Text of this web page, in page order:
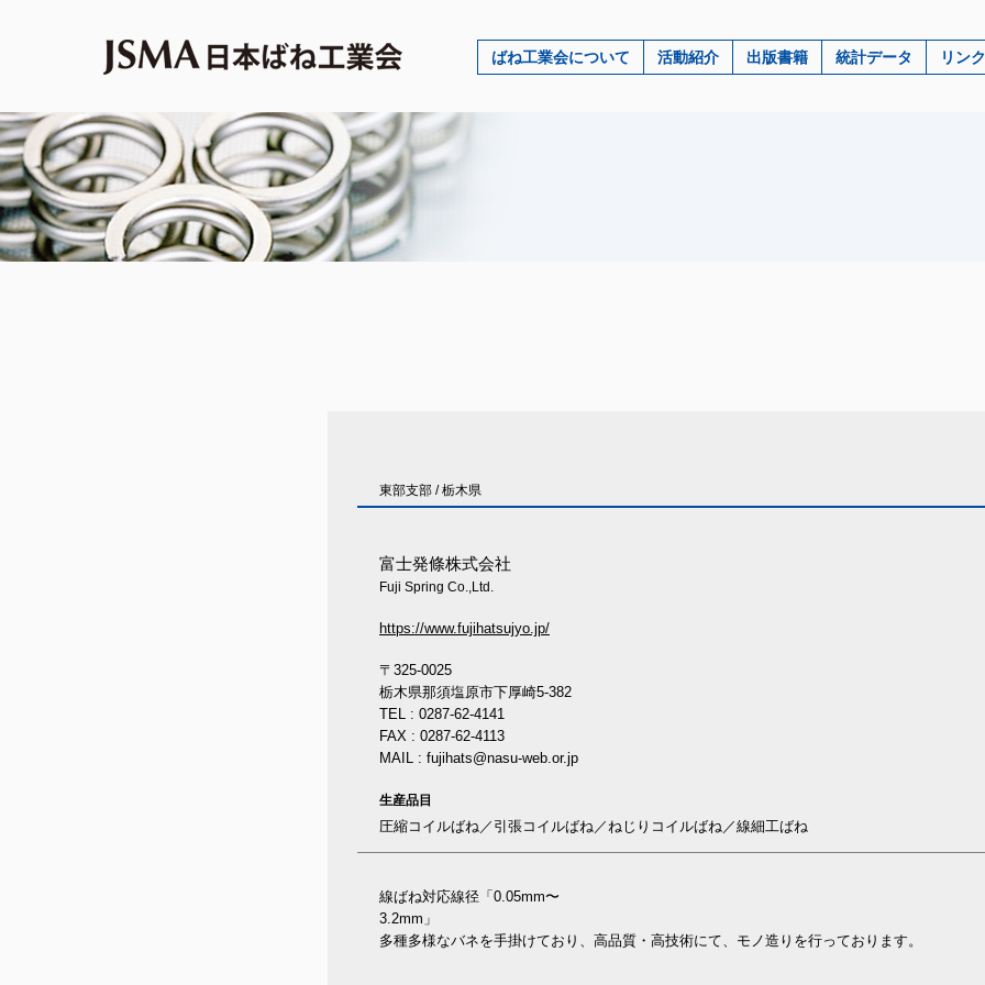
ばね工業会について 活動紹介 出版書籍 統計データ リン
東部支部 /栃木県
富士発條株式会社
Fuji Spring Co.,Ltd.
https://www.fujihatsujyo.jp/
〒325-0025
栃木県那須塩原市下厚崎5-382
TEL : 0287-62-4141
FAX : 0287-62-4113
MAIL : fujihats@nasu-web.or.jp
生産品目
圧縮コイルばね／引張コイルばね／ねじりコイルばね／線細工ばね
線ばね対応線径「0.05mm〜
3.2mm
多種多様なバネを手掛けており、高品質・高技術にて、モノ造りを行っております。